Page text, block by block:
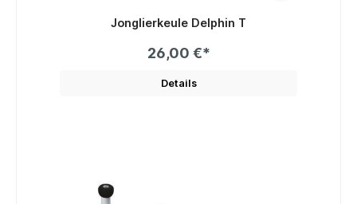
Jonglierkeule Delphin T
26,00 €*
Details